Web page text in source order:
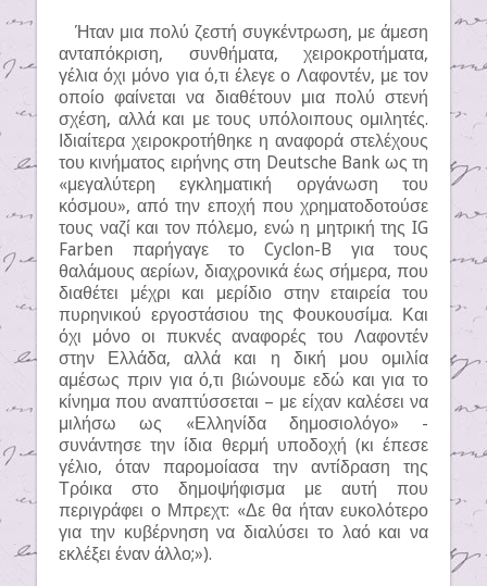
Ήταν μια πολύ ζεστή συγκέντρωση, με άμεση
ανταπόκριση, συνθήματα, χειροκροτήματα,
γέλια όχι μόνο για ό,τι έλεγε ο Λαφοντέν, με τον
οποίο φαίνεται να διαθέτουν μια πολύ στενή
σχέση, αλλά και με τους υπόλοιπους ομιλητές.
Ιδιαίτερα χειροκροτήθηκε η αναφορά στελέχους
του κινήματος ειρήνης στη Deutsche Bank ως τη
«μεγαλύτερη εγκληματική οργάνωση του
κόσμου», από την εποχή που χρηματοδοτούσε
τους ναζί και τον πόλεμο, ενώ η μητρική της IG
Farben παρήγαγε το Cyclon-B για τους
θαλάμους αερίων, διαχρονικά έως σήμερα, που
διαθέτει μέχρι και μερίδιο στην εταιρεία του
πυρηνικού εργοστάσιου της Φουκουσίμα. Και
όχι μόνο οι πυκνές αναφορές του Λαφοντέν
στην Ελλάδα, αλλά και η δική μου ομιλία
αμέσως πριν για ό,τι βιώνουμε εδώ και για το
κίνημα που αναπτύσσεται – με είχαν καλέσει να
μιλήσω ως «Ελληνίδα δημοσιολόγο» -
συνάντησε την ίδια θερμή υποδοχή (κι έπεσε
γέλιο, όταν παρομοίασα την αντίδραση της
Τρόικα στο δημοψήφισμα με αυτή που
περιγράφει ο Μπρεχτ: «Δε θα ήταν ευκολότερο
για την κυβέρνηση να διαλύσει το λαό και να
εκλέξει έναν άλλο;»).